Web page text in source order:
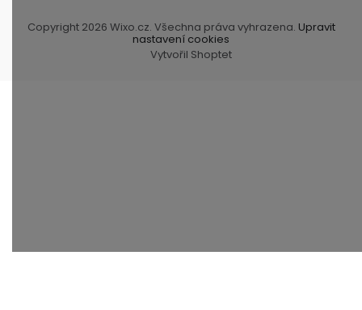
Vytvořil Shoptet
Copyright 2026 Wixo.cz. Všechna práva vyhrazena. Upravit
nastavení cookies